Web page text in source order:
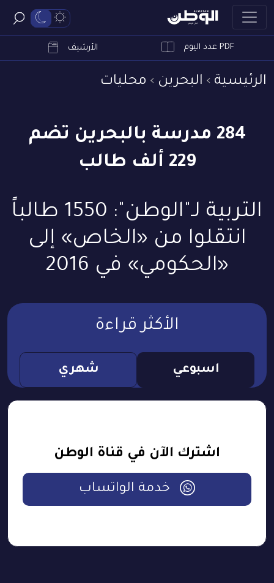
PDF عدد اليوم الأرشيف
الرئيسية البحرين محليات
284 مدرسة بالبحرين تضم
229 ألف طالب
التربية لـ"الوطن": 1550 طالباً
انتقلوا من «الخاص» إلى
«الحكومي» في 2016
الأكثر قراءة
اسبوعي شهري
اشترك الآن في قناة الوطن
خدمة الواتساب